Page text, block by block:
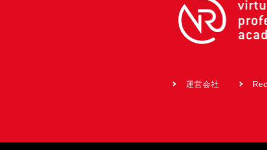
運営会社